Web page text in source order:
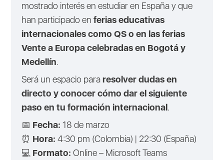
mostrado interés en estudiar en España y que
han participado en ferias educativas
internacionales como QS o en las ferias
Vente a Europa celebradas en Bogotá y
Medellín.
Será un espacio pararesolver dudas en
directo y conocer cómo dar el siguiente
paso en tu formación internacional.
📅 Fecha: 18 de marzo
⏰ Hora: 4:30 pm (Colombia) | 22:30 (España)
💻 Formato: Online – Microsoft Teams